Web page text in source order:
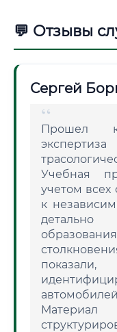
💬 Отзывы
Сергей
Прошел
Учебная
учетом
к
детально